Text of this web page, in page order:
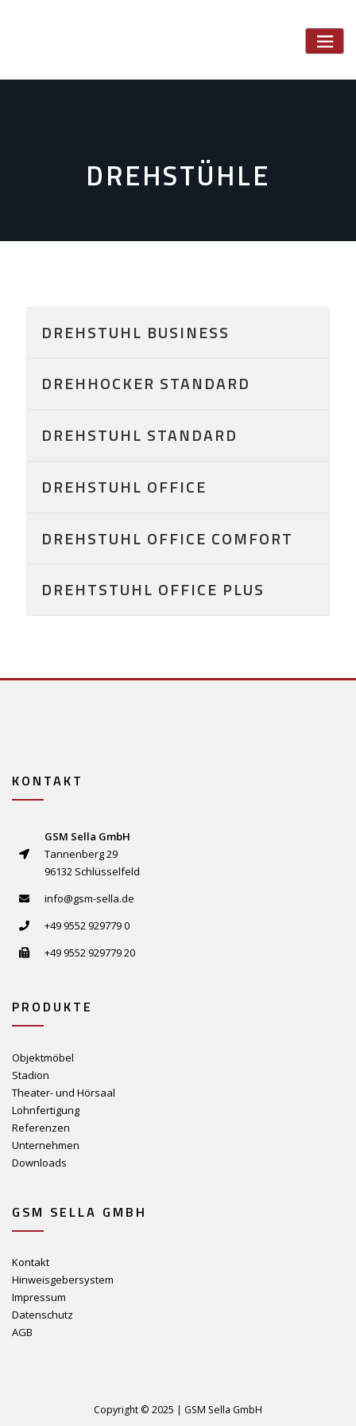
DREHSTÜHLE
DREHSTUHL BUSINESS
DREHHOCKER STANDARD
DREHSTUHL STANDARD
DREHSTUHL OFFICE
DREHSTUHL OFFICE COMFORT
DREHTSTUHL OFFICE PLUS
KONTAKT
GSM Sella GmbH
Tannenberg 29
96132 Schlüsselfeld
info@gsm-sella.de
+49 9552 929779 0
+49 9552 929779 20
PRODUKTE
Objektmöbel
Stadion
Theater- und Hörsaal
Lohnfertigung
Referenzen
Unternehmen
Downloads
GSM SELLA GMBH
Kontakt
Hinweisgebersystem
Impressum
Datenschutz
AGB
Copyright © 2025 | GSM Sella GmbH